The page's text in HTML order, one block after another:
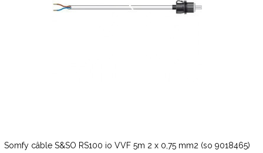
Somfy câble S&SO RS100 io VVF 5m 2 x 0,75 mm2 (so 9018465)